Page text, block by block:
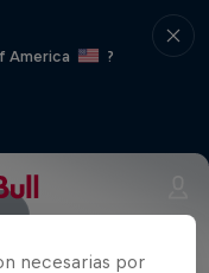
America
?
necesarias por